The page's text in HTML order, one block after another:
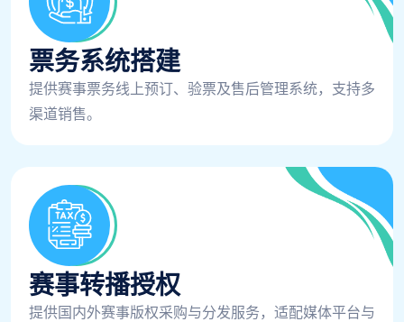
票务系统搭建
提供赛事票务线上预订、验票及售后管理系统，支持多
渠道销售。
赛事转播授权
提供国内外赛事版权采购与分发服务，适配媒体平台与